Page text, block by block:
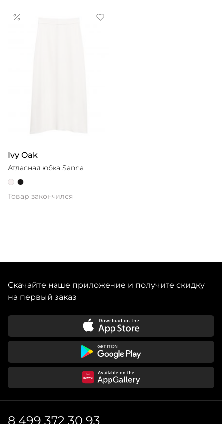
Ivy Oak
Атласная юбка Sanna
Товар закончился
Скачайте наше приложение и получите скидку
на первый заказ
8 499 372 30 93